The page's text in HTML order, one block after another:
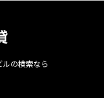
の検索なら